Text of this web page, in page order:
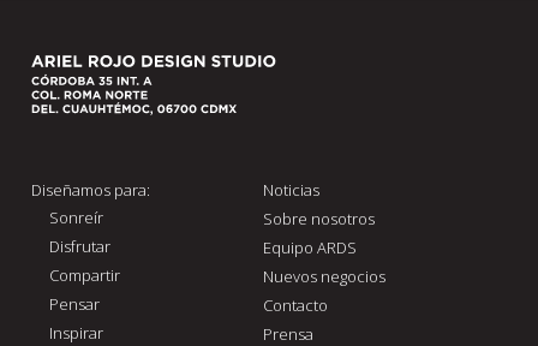
Diseñamos para:
Sonreír
Disfrutar
Compartir
Pensar
Inspirar
Noticias
Sobre nosotros
Equipo ARDS
Nuevos negocios
Contacto
Prensa